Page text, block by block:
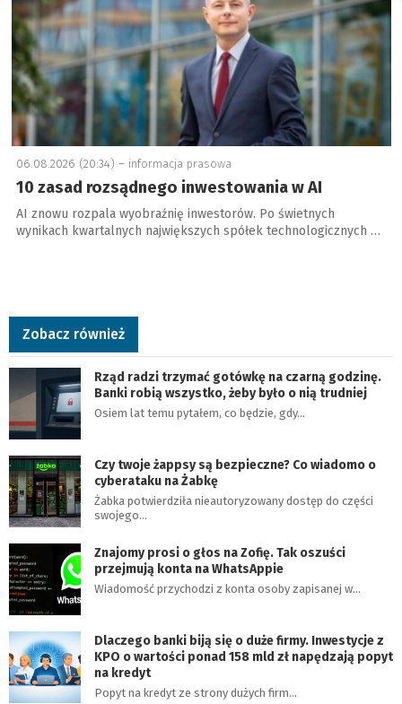
06.08.2026 (20:34) – informacja prasowa
10 zasad rozsądnego inwestowania w AI
AI znowu rozpala wyobraźnię inwestorów. Po świetnych
wynikach kwartalnych największych spółek technologicznych …
Zobacz również
Rząd radzi trzymać gotówkę na czarną godzinę.
Banki robią wszystko, żeby było o nią trudniej
Osiem lat temu pytałem, co będzie, gdy…
Czy twoje żappsy są bezpieczne? Co wiadomo o
cyberataku na Żabkę
Żabka potwierdziła nieautoryzowany dostęp do części
swojego…
Znajomy prosi o głos na Zofię. Tak oszuści
przejmują konta na WhatsAppie
Wiadomość przychodzi z konta osoby zapisanej w…
Dlaczego banki biją się o duże firmy. Inwestycje z
KPO o wartości ponad 158 mld zł napędzają popyt
na kredyt
Popyt na kredyt ze strony dużych firm…